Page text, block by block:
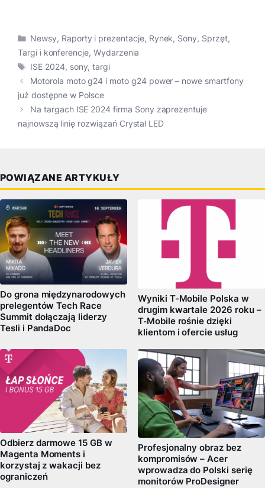
Kategorie
Newsy, Raporty i prezentacje, Rynek, Sony, Sprzęt,
Targi i konferencje, Wydarzenia
Tagi
ISE 2024, sony,targi
Motorola moto g24 i moto g24 power – nowe smartfony
już dostępne w Polsce
Na targach ISE 2024 firma Sony zaprezentuje
najnowszą linię rozwiązań Crystal LED
POWIĄZANE ARTYKUŁY
Do grona międzynarodowych
prelegentów Tech Race
Summit dołączają liderzy
Tesli i PandaDoc
Wyniki T-Mobile Polska w
drugim kwartale 2026 roku –
T‑Mobile rośnie dzięki
klientom i ofercie usług
Odbierz darmowe 15 GB w
Magenta Moments i
korzystaj z wakacji bez
ograniczeń
Profesjonalny obraz bez
kompromisów – Acer
wprowadza do Polski serię
monitorów ProDesigner